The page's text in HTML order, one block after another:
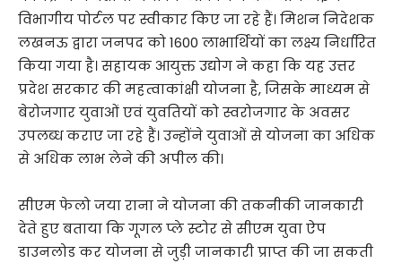
विभागीय पोर्टल पर स्वीकार किए जा रहे हैं। मिशन निदेशक
लखनऊ द्वारा जनपद को 1600 लाभार्थियों का लक्ष्य निर्धारित
किया गया है। सहायक आयुक्त उद्योग ने कहा कि यह उत्तर
प्रदेश सरकार की महत्वाकांक्षी योजना है, जिसके माध्यम से
बेरोजगार युवाओं एवं युवतियों को स्वरोजगार के अवसर
उपलब्ध कराए जा रहे हैं। उन्होंने युवाओं से योजना का अधिक
से अधिक लाभ लेने की अपील की।
सीएम फेलो जया राना ने योजना की तकनीकी जानकारी
देते हुए बताया कि गूगल प्ले स्टोर से सीएम युवा ऐप
डाउनलोड कर योजना से जुड़ी जानकारी प्राप्त की जा सकती